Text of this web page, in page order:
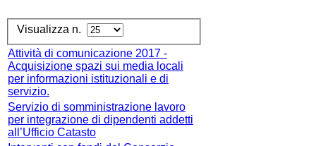
Visualizza n.
Attività di comunicazione 2017 -
Acquisizione spazi sui media locali
per informazioni istituzionali e di
servizio.
Servizio di somministrazione lavoro
per integrazione di dipendenti addetti
all’Ufficio Catasto